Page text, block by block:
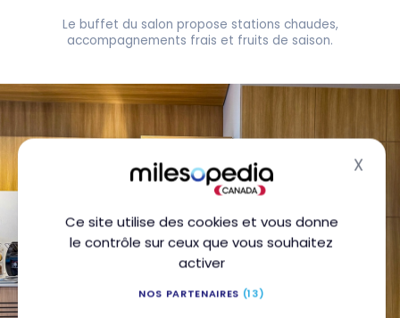
Ce site utilise des cookies et vous donne
le contrôle sur ceux que vous souhaitez
activer
NOS PARTENAIRES (13)
X
Le buffet du salon propose stations chaudes,
accompagnements frais et fruits de saison.